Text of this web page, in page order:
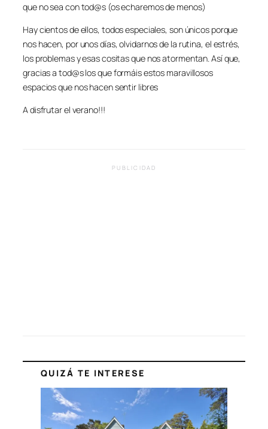
que no sea con tod@s (os echaremos de menos)
Hay cientos de ellos, todos especiales, son únicos porque
nos hacen, por unos días, olvidarnos de la rutina, el estrés,
los problemas y esas cositas que nos atormentan. Así que,
gracias a tod@s los que formáis estos maravillosos
espacios que nos hacen sentir libres
A disfrutar el verano!!!
PUBLICIDAD
QUIZÁ TE INTERESE